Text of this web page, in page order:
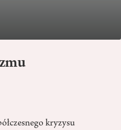
kryzysu